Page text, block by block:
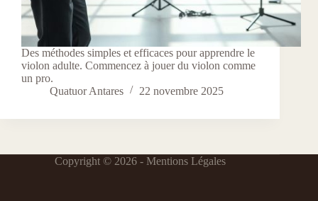
Des méthodes simples et efficaces pour apprendre le
violon adulte. Commencez à jouer du violon comme
un pro.
Quatuor Antares
22 novembre 2025
Copyright © 2026 - Mentions Légales